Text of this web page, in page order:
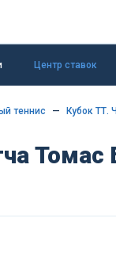
Центр ставок
теннис Кубок ТТ.